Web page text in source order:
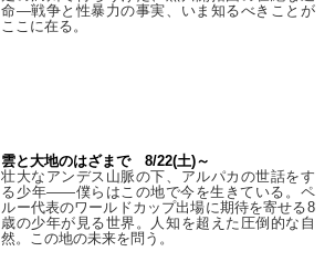
命―戦争と性暴力の事実、いま知るべきことが
ここに在る。
雲と大地のはざまで 8/22(土)～
壮大なアンデス山脈の下、アルパカの世話をす
る少年――僕らはこの地で今を生きている。ペ
ルー代表のワールドカップ出場に期待を寄せる8
歳の少年が見る世界。人知を超えた圧倒的な自
然。この地の未来を問う。